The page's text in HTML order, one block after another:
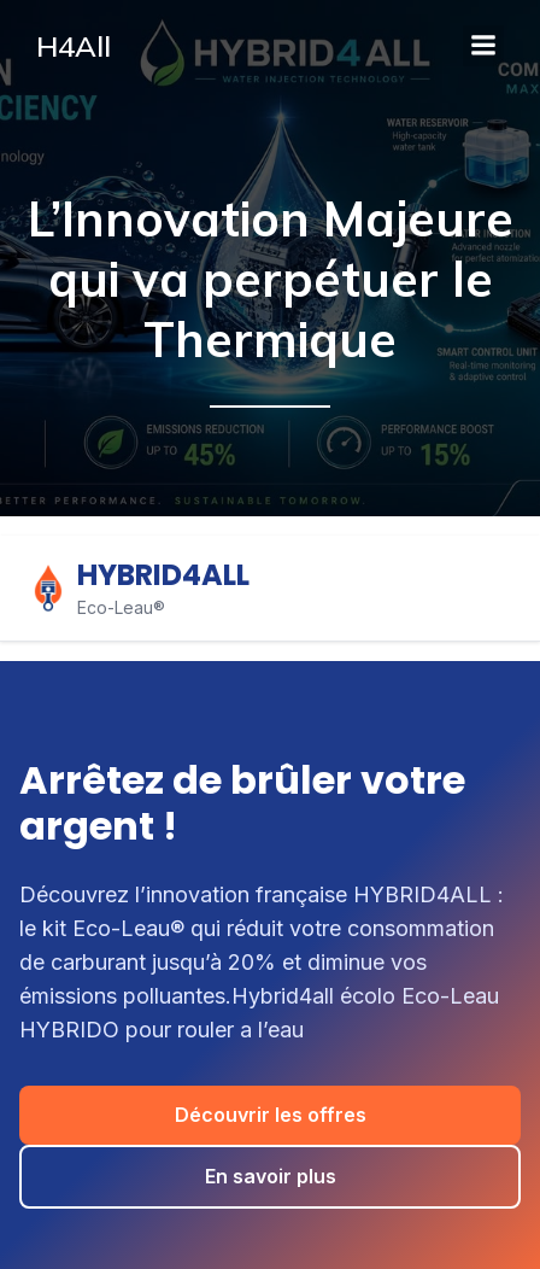
H4All
L’Innovation Majeure
qui va perpétuer le
Thermique
HYBRID4ALL
Eco-Leau®
Arrêtez de brûler votre
argent !
Découvrez l’innovation française HYBRID4ALL :
le kit Eco-Leau® qui réduit votre consommation
de carburant jusqu’à 20% et diminue vos
émissions polluantes.Hybrid4all écolo Eco-Leau
HYBRIDO pour rouler a l’eau
Découvrir les offres
En savoir plus